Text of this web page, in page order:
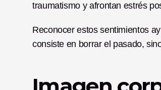
traumatismo y afrontan estrés
Reconocer estos sentimientos
consiste en borrar el pasado,